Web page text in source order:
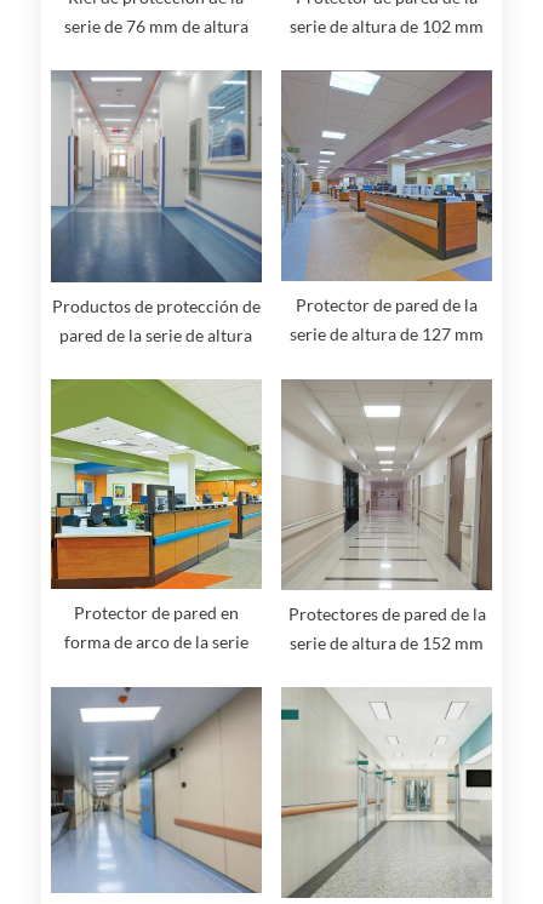
serie de 76 mm de altura
serie de altura de 102 mm
Productos de protección de
pared de la serie de altura
Protector de pared de la
serie de altura de 127 mm
Protector de pared en
forma de arco de la serie
Protectores de pared de la
serie de altura de 152 mm